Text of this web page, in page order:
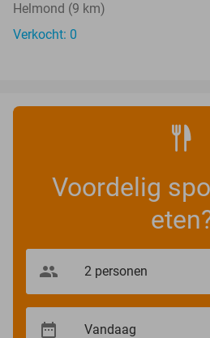
Helmond (9 km)
Verkocht: 0
Voordelig